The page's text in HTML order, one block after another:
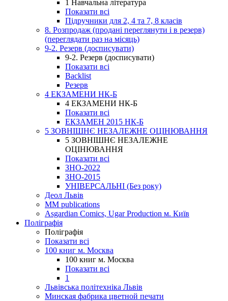
1 Навчальна література
Показати всі
Підручники для 2, 4 та 7, 8 класів
8. Розпродаж (продані переглянути і в резерв)
(переглядати раз на місяць)
9-2. Резерв (досписувати)
9-2. Резерв (досписувати)
Показати всі
Backlist
Резерв
4 ЕКЗАМЕНИ НК-Б
4 ЕКЗАМЕНИ НК-Б
Показати всі
ЕКЗАМЕН 2015 НК-Б
5 ЗОВНІШНЄ НЕЗАЛЕЖНЕ ОЦІНЮВАННЯ
5 ЗОВНІШНЄ НЕЗАЛЕЖНЕ
ОЦІНЮВАННЯ
Показати всі
ЗНО-2022
ЗНО-2015
УНІВЕРСАЛЬНІ (Без року)
Деол Львів
MM publications
Asgardian Comics, Ugar Production м. Київ
Поліграфія
Поліграфія
Показати всі
100 книг м. Москва
100 книг м. Москва
Показати всі
1
Львівська політехніка Львів
Минская фабрика цветной печати